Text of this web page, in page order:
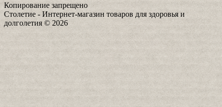
Копирование запрещено
Столетие - Интернет-магазин товаров для здоровья и
долголетия © 2026